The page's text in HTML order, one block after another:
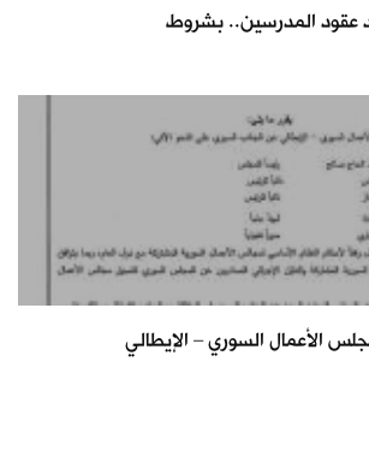
عقود المدرسين.. بشروط
الأعمال السوري – الإيطالي